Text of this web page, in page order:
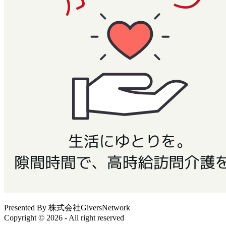
Presented By 株式会社GiversNetwork
Copyright © 2026 - All right reserved